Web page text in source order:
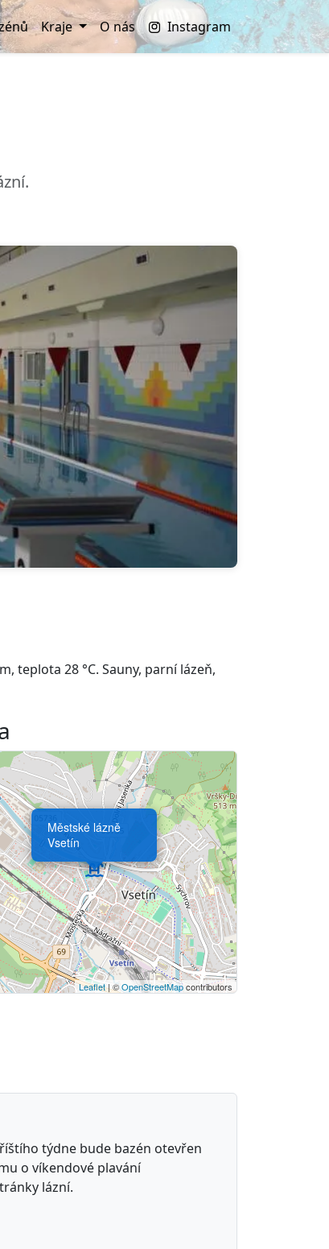
Kraje O nás Instagram
teplota 28 °C. Sauny, parní lázeň,
Městské lázně
Vsetín
Leaflet| ©OpenStreetMapcontributors
týdne bude bazén otevřen
o víkendové plavání
lázní.